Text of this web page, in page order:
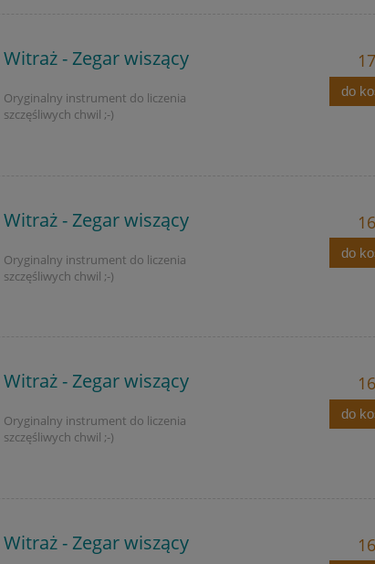
Witraż - Zegar wiszący
Oryginalny instrument do liczenia
szczęśliwych chwil ;-)
do
Witraż - Zegar wiszący
Oryginalny instrument do liczenia
szczęśliwych chwil ;-)
do
Witraż - Zegar wiszący
Oryginalny instrument do liczenia
szczęśliwych chwil ;-)
do
Witraż - Zegar wiszący